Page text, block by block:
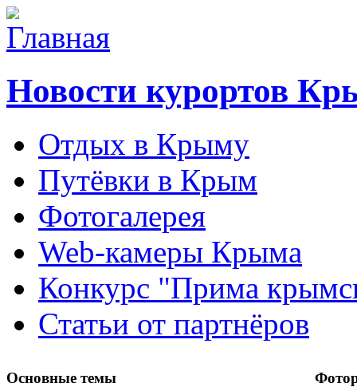
Новости курортов
Отдых в Крыму
Путёвки в Крым
Фотогалерея
Web-камеры Крыма
Конкурс "Прима
Статьи от партнёров
Основные темы